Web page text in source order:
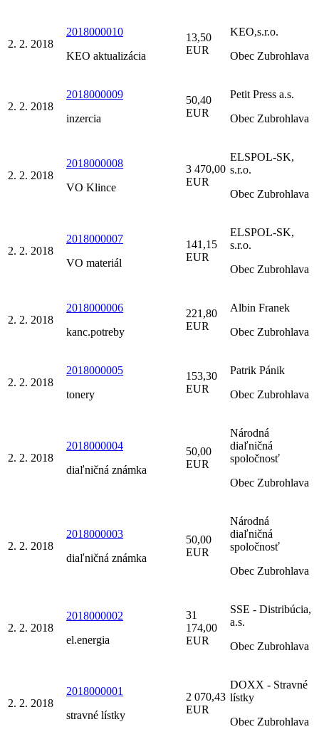
2. 2. 2018
2018000010
KEO aktualizácia
13,50
EUR
KEO,s.r.o.
Obec Zubrohlava
2. 2. 2018
2018000009
inzercia
50,40
EUR
Petit Press a.s.
Obec Zubrohlava
2. 2. 2018
2018000008
VO Klince
3 470,00
EUR
ELSPOL-SK,
s.r.o.
Obec Zubrohlava
2. 2. 2018
2018000007
VO materiál
141,15
EUR
ELSPOL-SK,
s.r.o.
Obec Zubrohlava
2. 2. 2018
2018000006
kanc.potreby
221,80
EUR
Albin Franek
Obec Zubrohlava
2. 2. 2018
2018000005
tonery
153,30
EUR
Patrik Pánik
Obec Zubrohlava
2. 2. 2018
2018000004
diaľničná známka
50,00
EUR
Národná
diaľničná
spoločnosť
Obec Zubrohlava
2. 2. 2018
2018000003
diaľničná známka
50,00
EUR
Národná
diaľničná
spoločnosť
Obec Zubrohlava
2. 2. 2018
2018000002
el.energia
31
174,00
EUR
SSE - Distribúcia,
a.s.
Obec Zubrohlava
2. 2. 2018
2018000001
stravné lístky
2 070,43
EUR
DOXX - Stravné
lístky
Obec Zubrohlava